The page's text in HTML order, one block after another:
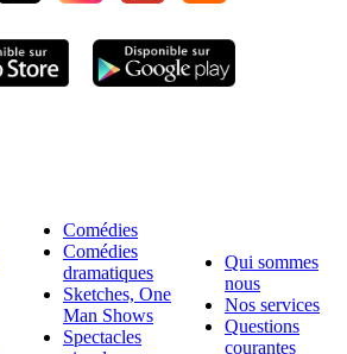
Comédies
Comédies
dramatiques
Sketches, One
Man Shows
Spectacles
Qui sommes
nous
Nos services
Questions
courantes